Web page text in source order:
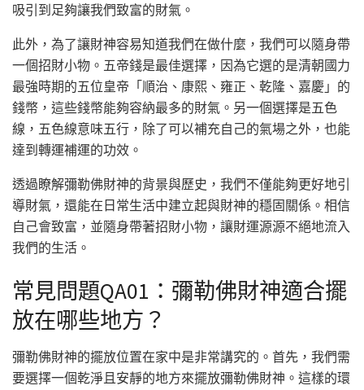
吸引到足夠讓我們致富的財氣。
此外，為了讓財神容易知道我們在做什麼，我們可以隨身帶
一個招財小物。五帝錢是最佳選擇，因為它選的是清朝國力
最強時期的五位皇帝「順治、康熙、雍正、乾隆、嘉慶」的
錢幣，這些錢幣能夠容納最多的財氣。另一個選擇是五色
線，五色線意味五行，除了可以補充自己的氣場之外，也能
達到轉運補運的功效。
透過瞭解彌勒佛財神的背景與歷史，我們不僅能夠更好地引
導財氣，還能在日常生活中建立起與財神的穩固關係。相信
自己會致富，並隨身帶著招財小物，讓財運源源不絕地流入
我們的生活。
常見問題QA01：彌勒佛財神適合擺
放在哪些地方？
彌勒佛財神的擺放位置在家中是非常講究的。首先，我們需
要選擇一個乾淨且安靜的地方來擺放彌勒佛財神。這樣的環